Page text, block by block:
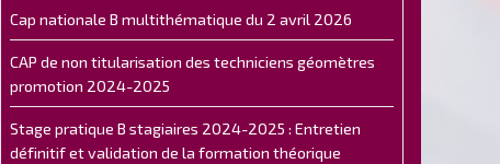
Cap nationale B multithématique du 2 avril 2026
CAP de non titularisation des techniciens géomètres
promotion 2024-2025
Stage pratique B stagiaires 2024-2025 : Entretien
définitif et validation de la formation théorique